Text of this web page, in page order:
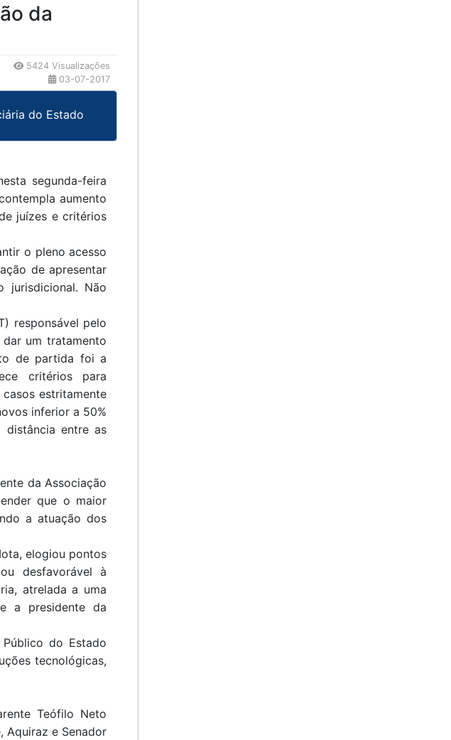
da
5424 Visualizações
03-07-2017
do Estado
segunda-feira
aumento
juízes e critérios
o pleno acesso
de apresentar
jurisdicional. Não
responsável pelo
um tratamento
de partida foi a
critérios para
estritamente
inferior a 50%
entre as
da Associação
que o maior
a atuação dos
elogiou pontos
desfavorável à
atrelada a uma
a presidente da
do Estado
tecnológicas,
Teófilo Neto
Aquiraz e Senador